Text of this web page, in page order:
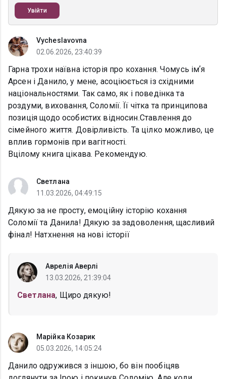
Увійти
Vycheslavovna
02.06.2026, 23:40:39
Гарна трохи наївна історія про кохання. Чомусь імʼя
Арсен і Данило, у мене, асоціюється із східними
національностями. Так само, як і поведінка та
роздуми, виховання, Соломії. Її чітка та принципова
позиція щодо особистих відносин.Ставлення до
сімейного життя. Довірливість. Та цілко можливо, це
вплив гормонів при вагітності.
Вцілому книга цікава. Рекомендую.
Светлана
11.03.2026, 04:49:15
Дякую за не просту, емоційну історію кохання
Соломії та Данила! Дякую за задоволення, щасливий
фінал! Натхнення на нові історії
Аврелія Аверлі
13.03.2026, 21:39:04
Светлана, Щиро дякую!
Марійка Козарик
05.03.2026, 14:05:24
Данило одружився з іншою, бо він пообіцяв